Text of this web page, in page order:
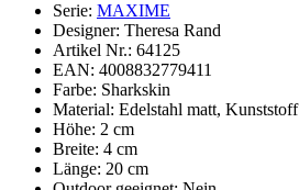
Serie: MAXIME
Designer: Theresa Rand
Artikel Nr.: 64125
EAN: 4008832779411
Farbe: Sharkskin
Material: Edelstahl matt, Kunststoff
Höhe: 2 cm
Breite: 4 cm
Länge: 20 cm